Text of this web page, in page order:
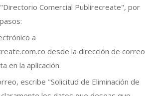
Comercial Publirecreate", por
a
desde la dirección de correo
en la aplicación.
escribe "Solicitud de Eliminación de